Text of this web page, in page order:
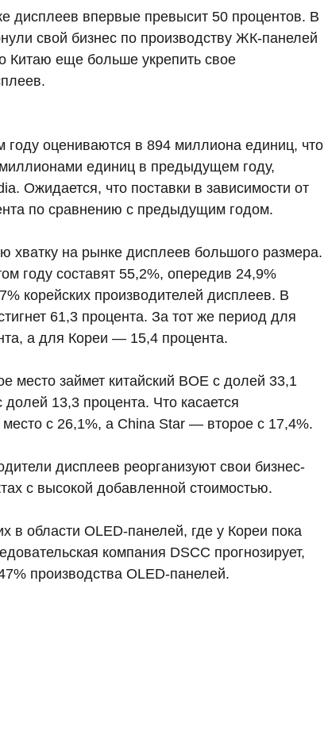
дисплеев впервые превысит 50 процентов. В
свой бизнес по производству ЖК-панелей
Китаю еще больше укрепить свое
оцениваются в 894 миллиона единиц, что
единиц в предыдущем году,
Ожидается, что поставки в зависимости от
по сравнению с предыдущим годом.
хватку на рынке дисплеев большого размера.
году составят 55,2%, опередив 24,9%
корейских производителей дисплеев. В
61,3 процента. За тот же период для
а для Кореи — 15,4 процента.
место займет китайский BOE с долей 33,1
13,3 процента. Что касается
с 26,1%, а China Star — второе с 17,4%.
дисплеев реорганизуют свои бизнес-
с высокой добавленной стоимостью.
в области OLED-панелей, где у Кореи пока
компания DSCC прогнозирует,
производства OLED-панелей.